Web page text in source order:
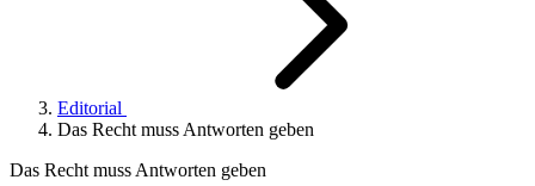
Editorial
Das Recht muss Antworten geben
Das Recht muss Antworten geben